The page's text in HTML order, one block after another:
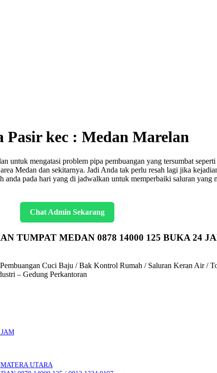
kec : Medan Marelan
mengatasi problem pipa pembuangan yang tersumbat
Medan dan sekitarnya. Jadi Anda tak perlu resah lagi jika
anda pada hari yang di jadwalkan untuk memperbaiki saluran yang
Chat Admin Sekarang
TUMPAT MEDAN 0878 14000 125 BUKA 24
Cuci Baju / Bak Kontrol Rumah / Saluran Keran Air /
– Gedung Perkantoran
UTARA